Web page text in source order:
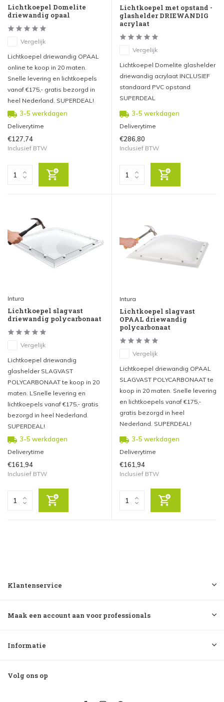
Lichtkoepel Domelite
driewandig opaal
Vergelijk
Lichtkoepel driewandig OPAAL
online te koop in 20 maten.
Snelle levering en lichtkoepels
vanaf €175,- gratis bezorgd in
heel Nederland. SUPERDEAL!
3-5 werkdagen
Deliverytime
€127,74
Inclusief BTW
Lichtkoepel met opstand -
glashelder DRIEWANDIG
acrylaat
Vergelijk
Lichtkoepel Domelite glashelder
driewandig acrylaat INCLUSIEF
standaard PVC opstand
SUPERDEAL
3-5 werkdagen
Deliverytime
€286,80
Inclusief BTW
Intura
Lichtkoepel slagvast
driewandig polycarbonaat
Vergelijk
Lichtkoepel driewandig
glashelder SLAGVAST
POLYCARBONAAT te koop in 20
maten. LSnelle levering en
lichtkoepels vanaf €175,- gratis
bezorgd in heel Nederland.
SUPERDEAL!
3-5 werkdagen
Deliverytime
€161,94
Inclusief BTW
Intura
Lichtkoepel slagvast
OPAAL driewandig
polycarbonaat
Vergelijk
Lichtkoepel driewandig OPAAL
SLAGVAST POLYCARBONAAT te
koop in 20 maten. Snelle levering
en lichtkoepels vanaf €175,-
gratis bezorgd in heel
Nederland. SUPERDEAL!
3-5 werkdagen
Deliverytime
€161,94
Inclusief BTW
Klantenservice
Maak een account aan voor professionals
Informatie
Volg ons op